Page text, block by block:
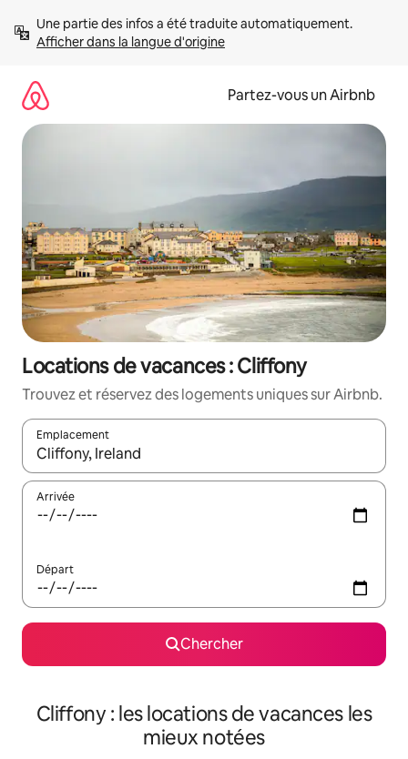
directement
Afficher dans la langue d'origine
Partez-vous un Airbnb
Locations de vacances : Cliffony
Trouvez et réservez des logements uniques sur Airbnb.
Emplacement
Quand les résultats sont affichés, parcourez-les en utilisant
Arrivée
Départ
Chercher
Cliffony : les locations de vacances les
mieux notées